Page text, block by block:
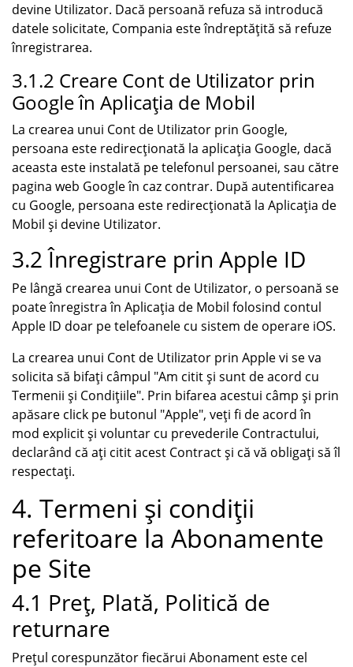
devine Utilizator. Dacă persoană refuza să introducă
datele solicitate, Compania este îndreptățită să refuze
înregistrarea.
3.1.2 Creare Cont de Utilizator prin
Google în Aplicația de Mobil
La crearea unui Cont de Utilizator prin Google,
persoana este redirecționată la aplicația Google, dacă
aceasta este instalată pe telefonul persoanei, sau către
pagina web Google în caz contrar. După autentificarea
cu Google, persoana este redirecționată la Aplicația de
Mobil și devine Utilizator.
3.2 Înregistrare prin Apple ID
Pe lângă crearea unui Cont de Utilizator, o persoană se
poate înregistra în Aplicația de Mobil folosind contul
Apple ID doar pe telefoanele cu sistem de operare iOS.
La crearea unui Cont de Utilizator prin Apple vi se va
solicita să bifați câmpul "Am citit și sunt de acord cu
Termenii și Condițiile". Prin bifarea acestui câmp și prin
apăsare click pe butonul "Apple", veți fi de acord în
mod explicit și voluntar cu prevederile Contractului,
declarând că ați citit acest Contract și că vă obligați să îl
respectați.
4. Termeni și condiții
referitoare la Abonamente
pe Site
4.1 Preț, Plată, Politică de
returnare
Prețul corespunzător fiecărui Abonament este cel